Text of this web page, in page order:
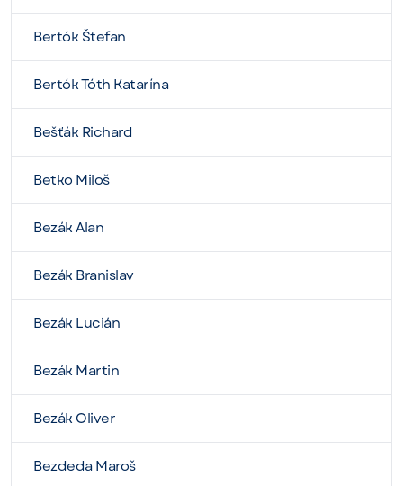
Bertók Štefan
Bertók Tóth Katarína
Bešťák Richard
Betko Miloš
Bezák Alan
Bezák Branislav
Bezák Lucián
Bezák Martin
Bezák Oliver
Bezdeda Maroš